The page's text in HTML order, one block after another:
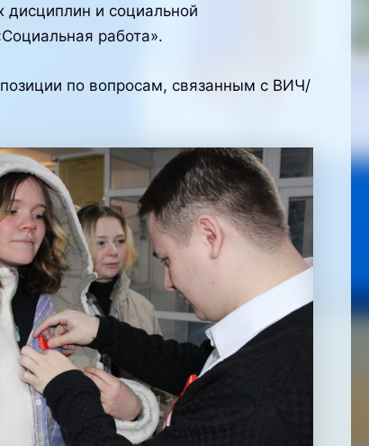
и социальной
работа».
по вопросам, связанным с ВИЧ/